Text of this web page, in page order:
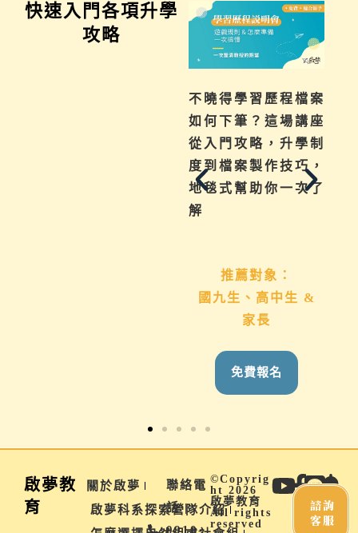
快速入門各項升學
攻略
不曉得學習歷程檔案
如何下筆？這場講座
從入門攻略，升學制
度到檔案製作技巧，
地毯式幫助你一次了
解
推薦對象：
國九生、高中生 &
家長
免費報名
啟夢教
育
關於啟夢
啟夢科系探索營隊介紹
聯絡電
話 |
0910-
©Copyrig
ht 2026
啟夢教育
All rights
reserved
諮詢
客服